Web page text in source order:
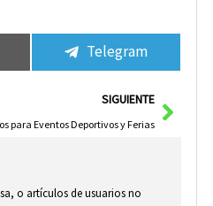
Telegram
SIGUIENTE
para Eventos Deportivos y Ferias
o artículos de usuarios no